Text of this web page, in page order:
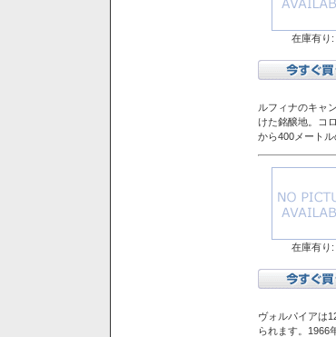
在庫有り:
ルフィナのキャ
けた銘醸地。コ
から400メート
在庫有り:
ヴォルパイアは
られます。1966